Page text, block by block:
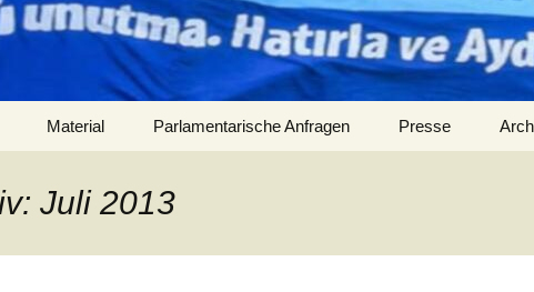
Material Parlamentarische Anfragen Presse
Juli 2013